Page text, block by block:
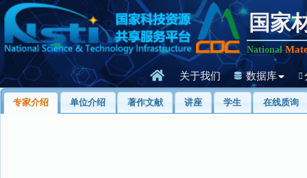
国家
National
关于我们 数据库
专家介绍 单位介绍 著作文献 讲座 学生 在线质询